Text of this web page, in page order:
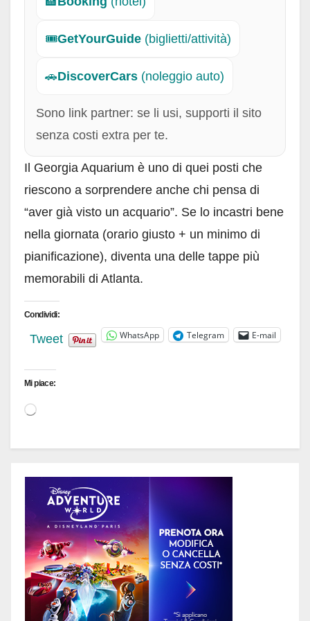
🎟️GetYourGuide (biglietti/attività)
🚗DiscoverCars (noleggio auto)
Sono link partner: se li usi, supporti il sito
senza costi extra per te.
Il Georgia Aquarium è uno di quei posti che
riescono a sorprendere anche chi pensa di
“aver già visto un acquario”. Se lo incastri bene
nella giornata (orario giusto + un minimo di
pianificazione), diventa una delle tappe più
memorabili di Atlanta.
Condividi:
Tweet WhatsApp Telegram E-mail
Mi piace: